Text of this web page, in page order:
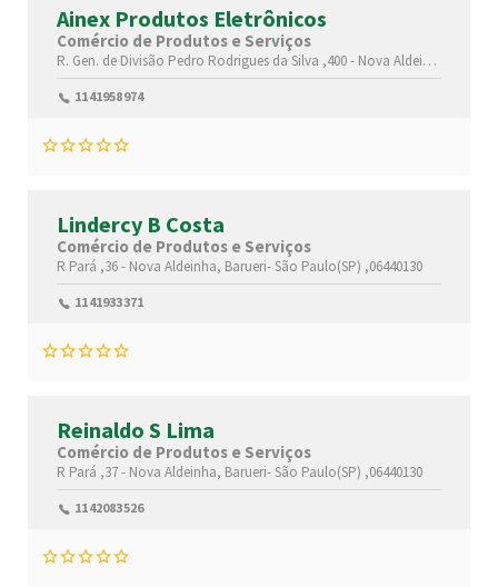
Ainex Produtos Eletrônicos
Comércio de Produtos e Serviços
R. Gen. de Divisão Pedro Rodrigues da Silva ,400 - Nova Aldeinha,
1141958974
Lindercy B Costa
Comércio de Produtos e Serviços
R Pará ,36 - Nova Aldeinha, Barueri-São Paulo(SP) ,06440130
1141933371
Reinaldo S Lima
Comércio de Produtos e Serviços
R Pará ,37 - Nova Aldeinha, Barueri-São Paulo(SP) ,06440130
1142083526